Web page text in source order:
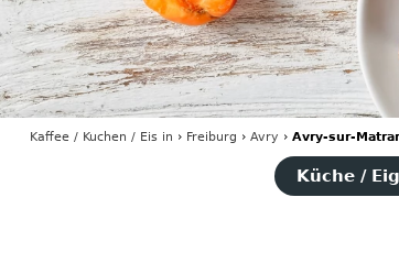
Kaffee / Kuchen / Eis in › Freiburg › Avry › Avry-sur-
Küche /